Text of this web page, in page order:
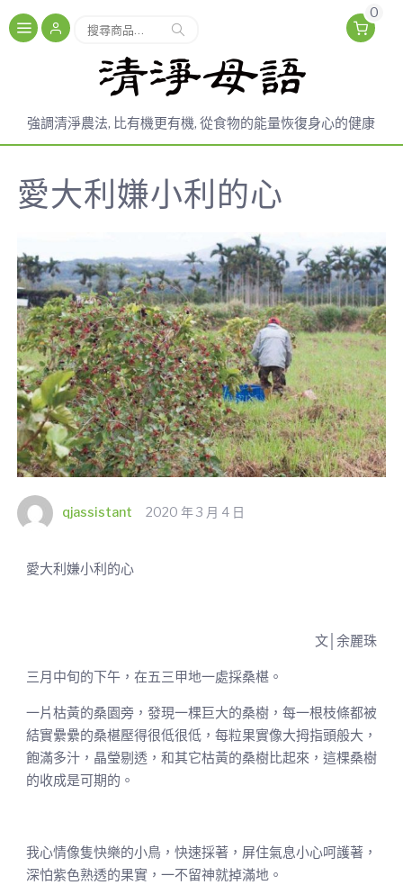
搜尋
0
強調清淨農法, 比有機更有機, 從食物的能量恢復身心的健康
愛大利嫌小利的心
qjassistant 2020 年 3 月 4 日
愛大利嫌小利的心
文│余麗珠
三月中旬的下午，在五三甲地一處採桑椹。
一片枯黃的桑園旁，發現一棵巨大的桑樹，每一根枝條都被
結實纍纍的桑椹壓得很低很低，每粒果實像大拇指頭般大，
飽滿多汁，晶瑩剔透，和其它枯黃的桑樹比起來，這棵桑樹
的收成是可期的。
我心情像隻快樂的小鳥，快速採著，屏住氣息小心呵護著，
深怕紫色熟透的果實，一不留神就掉滿地。